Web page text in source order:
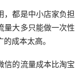
，都是中小店家负担
量大多只能做一次性
成本太高。
信的流量成本比淘宝